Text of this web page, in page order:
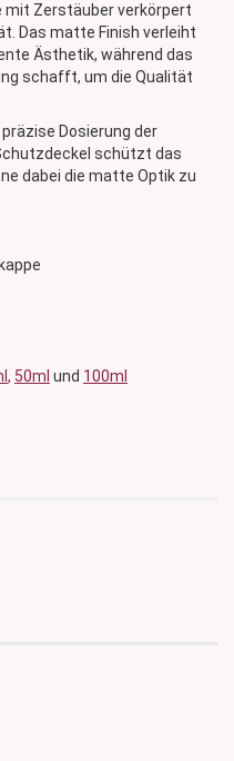
Zerstäuber verkörpert
Das matte Finish verleiht
Ästhetik, während das
schafft, um die Qualität
Dosierung der
schützt das
dabei die matte Optik zu
, 50ml und 100ml